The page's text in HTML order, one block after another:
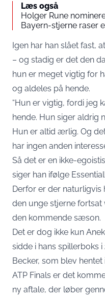
Læs også
Holger Rune
Bayern-stjerne raser
Igen har han slået fast,
– og stadig er det den
hun er meget vigtig for
og aldeles på hende.
“Hun er vigtig, fordi jeg
hende. Hun siger aldrig
Hun er altid ærlig. Og
har ingen anden
Så det er en ikke-
siger han ifølge
Derfor er der naturligvis
den unge stjerne fortsat
den kommende sæson.
Det er dog ikke kun
sidde i hans spillerboks
Becker, som blev
ATP Finals er det
ny aftale, der løber